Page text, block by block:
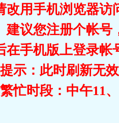
改用手机浏览器
建议您注册个帐号
在手机版上登录帐
提示：此时刷新无
繁忙时段：中午11